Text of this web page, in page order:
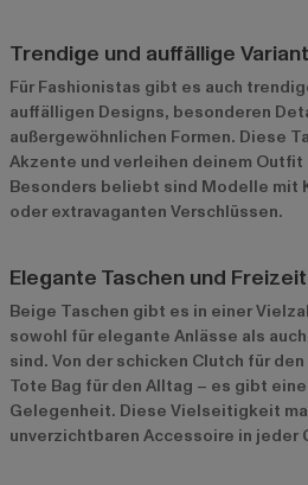
Trendige und auffällige
Für Fashionistas gibt es auch
auffälligen Designs, besonderen
außergewöhnlichen Formen. Diese
Akzente und verleihen deinem
Besonders beliebt sind Modelle mit
oder extravaganten Verschlüssen.
Elegante Taschen und
Beige Taschen gibt es in einer
sowohl für elegante Anlässe als
sind. Von der schicken Clutch für
Tote Bag für den Alltag – es gibt
Gelegenheit. Diese Vielseitigkeit
unverzichtbaren Accessoire in jeder